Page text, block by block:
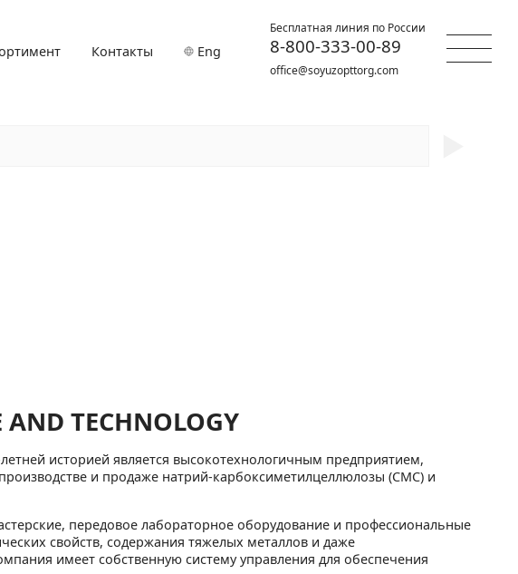
AND TECHNOLOGY
историей является высокотехнологичным предприятием,
и продаже натрий-карбоксиметилцеллюлозы (CMC) и
передовое лабораторное оборудование и профессиональные
свойств, содержания тяжелых металлов и даже
имеет собственную систему управления для обеспечения
Контакты Eng
Бесплатная линия по России
8-800-333-00-89
office@soyuzopttorg.com